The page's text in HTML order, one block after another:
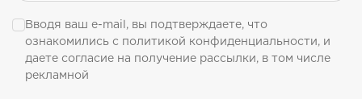
Вводя ваш e-mail, вы подтверждаете, что
ознакомились с политикой конфиденциальности, и
даете согласие на получение рассылки, в том числе
рекламной